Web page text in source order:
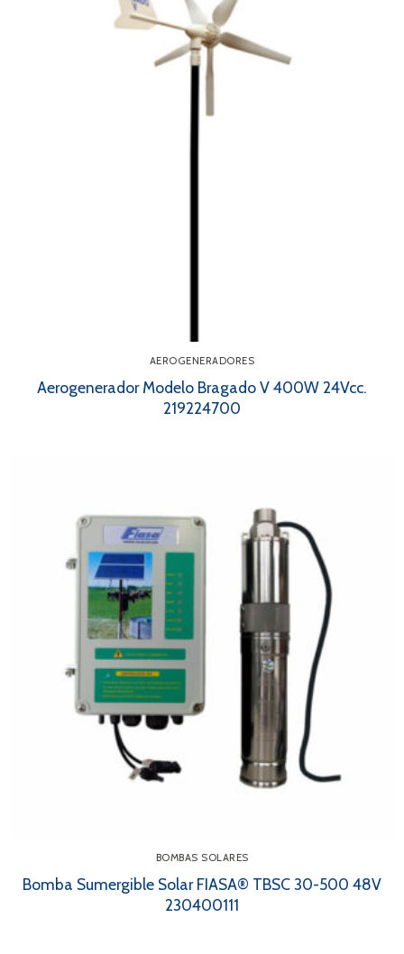
AEROGENERADORES
Aerogenerador Modelo Bragado V 400W 24Vcc.
219224700
BOMBAS SOLARES
Bomba Sumergible Solar FIASA® TBSC 30-500 48V
230400111